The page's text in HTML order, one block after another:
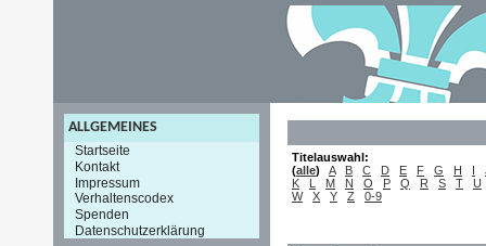
ALLGEMEINES
Startseite
Kontakt
Impressum
Verhaltenscodex
Spenden
Datenschutzerklärung
Titelauswahl:
(alle) A B C D E F G H I
K
L M N O P Q R S T
U
W
X Y Z 0-9